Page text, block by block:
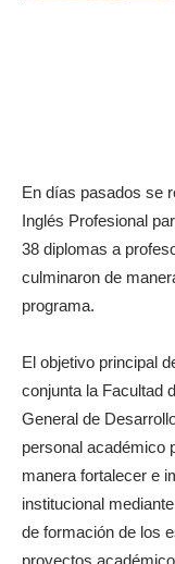
En días pasados se
Inglés Profesional
38 diplomas a
culminaron de
programa.
El objetivo principal
conjunta la Facultad
General de
personal académico
manera fortalecer e
institucional
de formación de los
proyectos